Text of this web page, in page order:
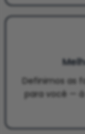
Definimos as
para você — à